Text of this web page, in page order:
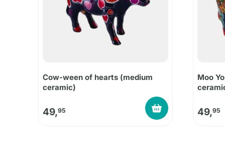
Cow-ween of hearts (medium
ceramic)
49,95
Moo
49,95